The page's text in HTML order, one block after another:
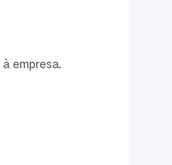
empresa.